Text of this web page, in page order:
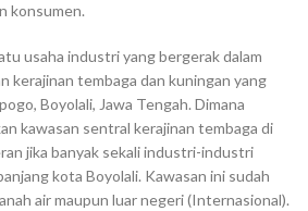
konsumen.
usaha industri yang bergerak dalam
kerajinan tembaga dan kuningan yang
Boyolali, Jawa Tengah. Dimana
kawasan sentral kerajinan tembaga di
jika banyak sekali industri-industri
kota Boyolali. Kawasan ini sudah
air maupun luar negeri (Internasional).